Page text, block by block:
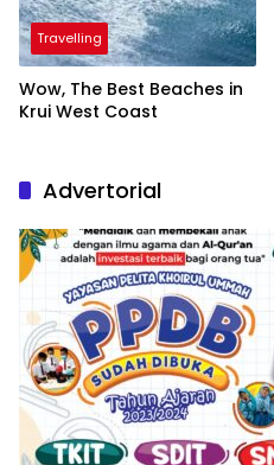
Travelling
Wow, The Best Beaches in
Krui West Coast
Advertorial